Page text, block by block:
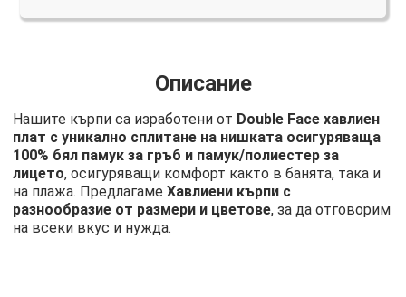
Описание
Нашите кърпи са изработени от Double Face хавлиен
плат с уникално сплитане на нишката осигуряваща
100% бял памук за гръб и памук/полиестер за
лицето, осигуряващи комфорт както в банята, така и
на плажа. ПредлагамеХавлиени кърпи с
разнообразие от размери и цветове, за да отговорим
на всеки вкус и нужда.